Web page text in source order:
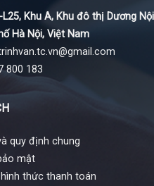
L25, Khu A, Khu đô thị Dương
Hà Nội, Việt Nam
800 183
quy định chung
mật
thức thanh toán